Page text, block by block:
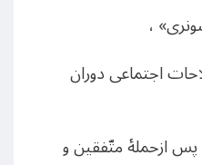
اجتماعی دوران
پس ازحملۀ متّفقین و